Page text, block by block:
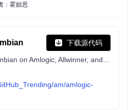
：霍妲思
下载源代码
am/amlogic-